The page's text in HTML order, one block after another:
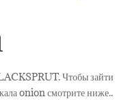
Чтобы зайти
onion смотрите ниже..